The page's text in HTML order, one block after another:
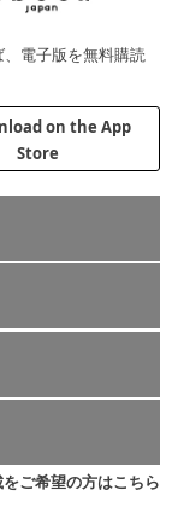
電子版を無料購読
をご希望の方はこちら